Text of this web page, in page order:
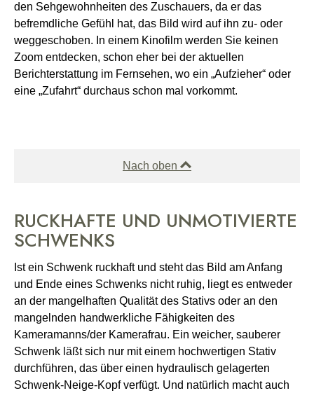
den Sehgewohnheiten des Zuschauers, da er das
befremdliche Gefühl hat, das Bild wird auf ihn zu- oder
weggeschoben. In einem Kinofilm werden Sie keinen
Zoom entdecken, schon eher bei der aktuellen
Berichterstattung im Fernsehen, wo ein „Aufzieher“ oder
eine „Zufahrt“ durchaus schon mal vorkommt.
Nach oben
RUCKHAFTE UND UNMOTIVIERTE
SCHWENKS
Ist ein Schwenk ruckhaft und steht das Bild am Anfang
und Ende eines Schwenks nicht ruhig, liegt es entweder
an der mangelhaften Qualität des Stativs oder an den
mangelnden handwerkliche Fähigkeiten des
Kameramanns/der Kamerafrau. Ein weicher, sauberer
Schwenk läßt sich nur mit einem hochwertigen Stativ
durchführen, das über einen hydraulisch gelagerten
Schwenk-Neige-Kopf verfügt. Und natürlich macht auch